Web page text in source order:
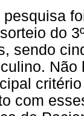
do
sendo
com